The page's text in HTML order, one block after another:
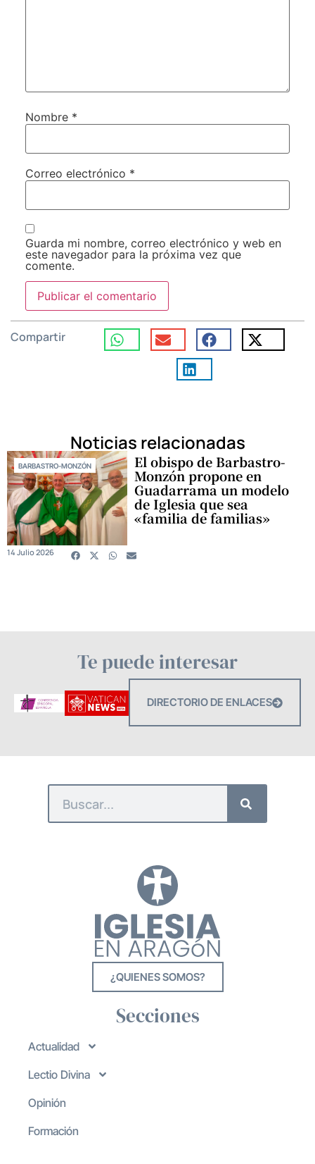
Nombre *
Correo electrónico *
Guarda mi nombre, correo electrónico y web en
este navegador para la próxima vez que
comente.
Compartir
Noticias relacionadas
BARBASTRO-MONZÓN El obispo de Barbastro-
Monzón propone en
Guadarrama un modelo
de Iglesia que sea
«familia de familias»
14 Julio 2026
Te puede interesar
DIRECTORIO DE ENLACES
¿QUIENES SOMOS?
Secciones
Actualidad
Lectio Divina
Opinión
Formación